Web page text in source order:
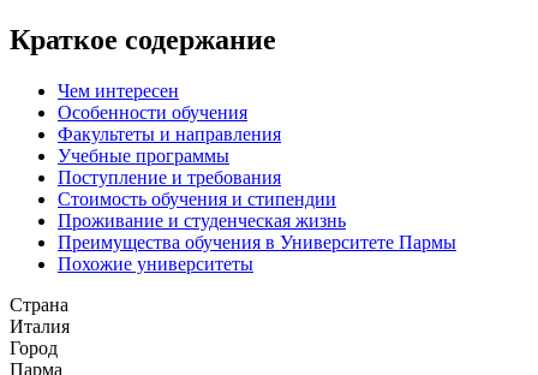
Краткое содержание
Чем интересен
Особенности обучения
Факультеты и направления
Учебные программы
Поступление и требования
Стоимость обучения и стипендии
Проживание и студенческая жизнь
Преимущества обучения в Университете Пармы
Похожие университеты
Страна
Италия
Город
Парма